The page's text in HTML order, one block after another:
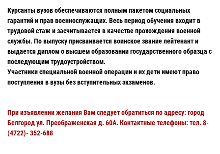
Курсанты вузов обеспечиваются полным пакетом социальных
гарантий и прав военнослужащих. Весь период обучения входит в
трудовой стаж и засчитывается в качестве прохождения военной
службы. По выпуску присваивается воинское звание лейтенант и
выдается диплом о высшем образовании государственного образца с
последующим трудоустройством.
Участники специальной военной операции и их дети имеют право
поступления в вузы без вступительных экзаменов.
При изъявлении желания Вам следует обратиться по адресу: город
Белгород ул. Преображенская д. 60А. Контактные телефоны: тел. 8-
(4722)- 352-688